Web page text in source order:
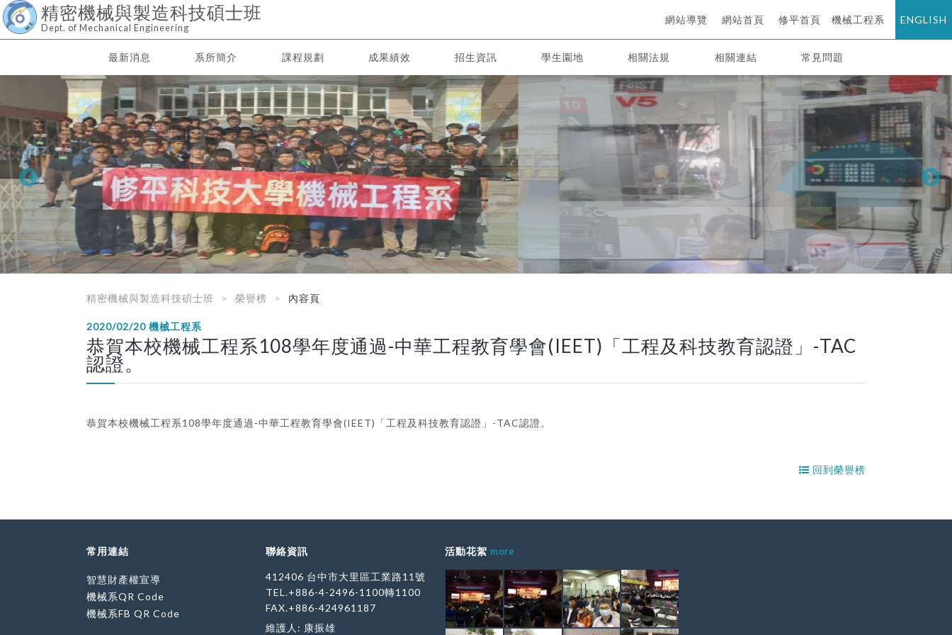
精密機械與製造科技碩士班
Dept. of Mechanical Engineering
網站導覽 網站首頁 修平首頁 機械工程系 ENGLISH
最新消息 系所簡介 課程規劃 成果績效 招生資訊 學生園地 相關法規 相關連結 常見問題
精密機械與製造科技碩士班 榮譽榜 內容頁
2020/02/20 機械工程系
恭賀本校機械工程系108學年度通過-中華工程教育學會(IEET)「工程及科技教育認證」-TAC
認證。
恭賀本校機械工程系108學年度通過-中華工程教育學會(IEET)「工程及科技教育認證」-TAC認證。
回到榮譽榜
常用連結
智慧財產權宣導
機械系QR Code
機械系FB QR Code
聯絡資訊
412406 台中市大里區工業路11號
TEL.+886-4-2496-1100轉1100
FAX.+886-424961187
維護人: 康振雄
活動花絮 more